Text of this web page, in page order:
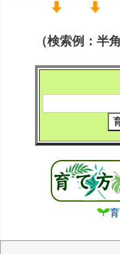
ていただける
にご連絡をさ
の梱包方法に
」のページ
観葉植物がお
の方は、「観葉
」
観葉植物は、
で、アイコン
コンは、送料
さに強い観葉
みのご愛顧商
物、縁起が良
気が楽しめる
しますとお得
り」などがあり
（検索例：半